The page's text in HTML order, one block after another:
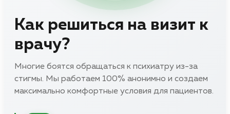
Как решиться на визит к
врачу?
Многие боятся обращаться к психиатру из-за
стигмы. Мы работаем 100% анонимно и создаем
максимально комфортные условия для пациентов.